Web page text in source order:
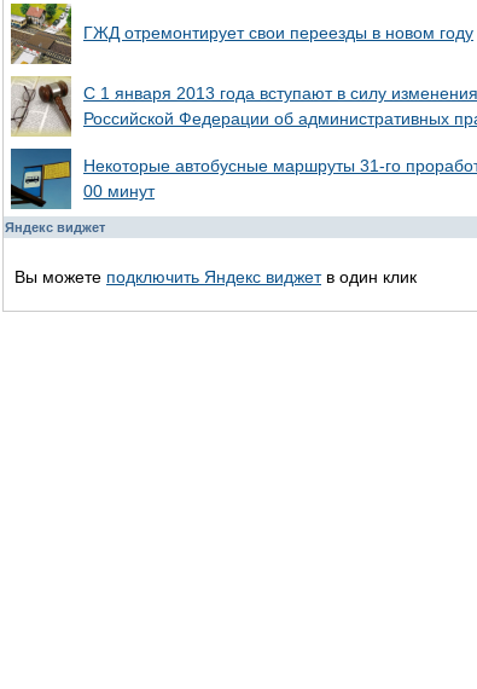
ГЖД отремонтирует свои переезды в новом году
С 1 января 2013 года вступают в силу
Российской Федерации об административных
Некоторые автобусные маршруты 31-го
00 минут
Яндекс виджет
Вы можете подключить Яндекс виджетв один клик